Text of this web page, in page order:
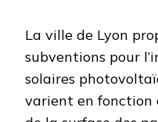
La ville de Lyon
subventions pour
solaires
varient en